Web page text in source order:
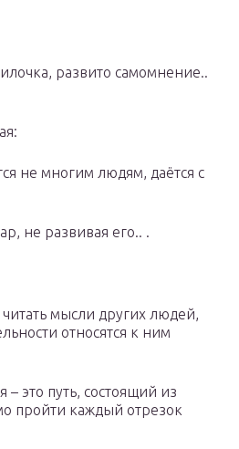
развито самомнение..
не многим людям, даётся с
не развивая его.. .
мысли других людей,
относятся к ним
– это путь, состоящий из
пройти каждый отрезок